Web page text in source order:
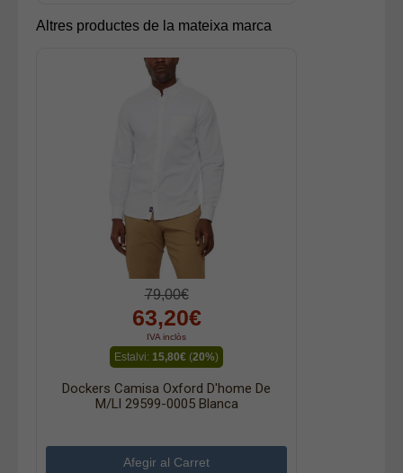
Altres productes de la mateixa marca
79,00€
63,20€
IVA inclòs
Estalvi: 15,80€ (20%)
Dockers Camisa Oxford D'home De
M/ll 29599-0005 Blanca